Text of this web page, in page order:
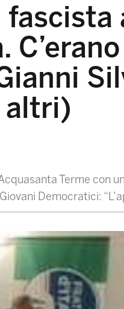
fascista
altri)
Terme con
Democratici: